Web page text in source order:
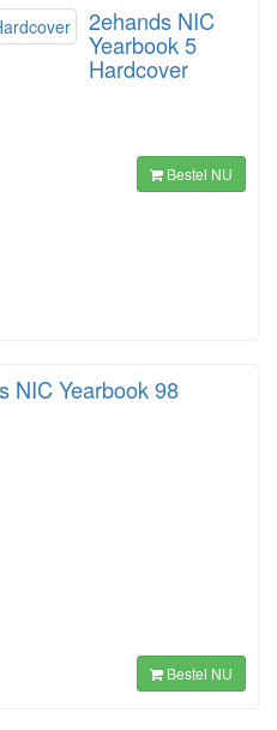
2ehands NIC
Yearbook 5
Hardcover
Bestel NU
NIC Yearbook 98
Bestel NU